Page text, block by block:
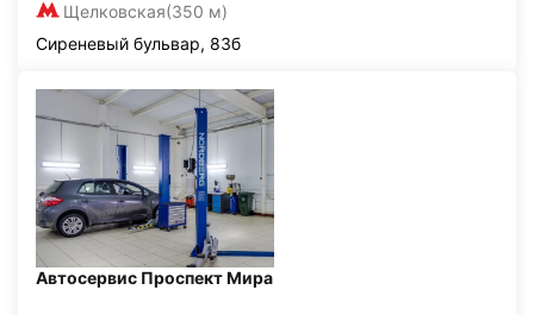
Щелковская(350 м)
Сиреневый бульвар, 83б
Автосервис Проспект Мира